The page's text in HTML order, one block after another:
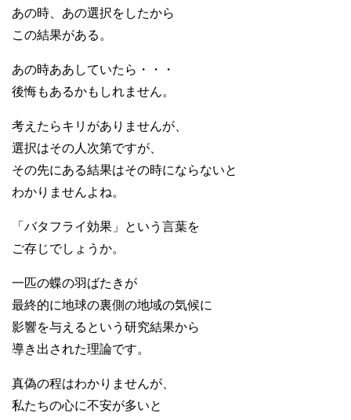
あの時、あの選択をしたから
この結果がある。
あの時ああしていたら・・・
後悔もあるかもしれません。
考えたらキリがありませんが、
選択はその人次第ですが、
その先にある結果はその時にならないと
わかりませんよね。
「バタフライ効果」という言葉を
ご存じでしょうか。
一匹の蝶の羽ばたきが
最終的に地球の裏側の地域の気候に
影響を与えるという研究結果から
導き出された理論です。
真偽の程はわかりませんが、
私たちの心に不安が多いと